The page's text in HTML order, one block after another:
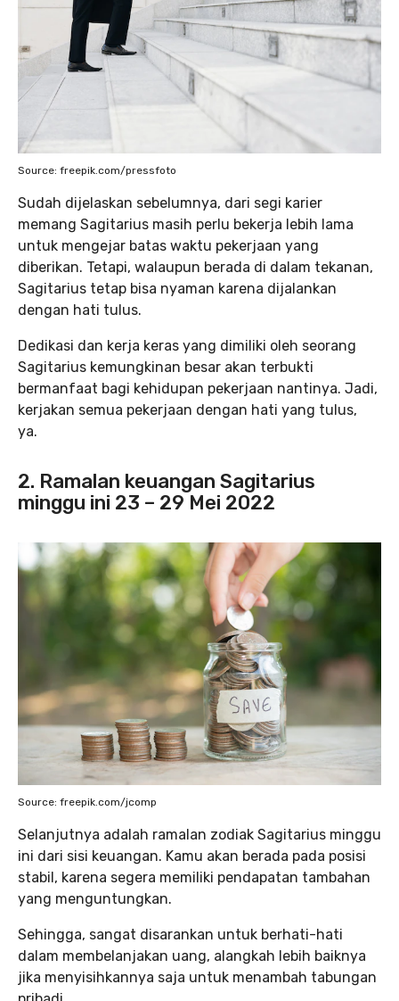
Source: freepik.com/pressfoto
Sudah dijelaskan sebelumnya, dari segi karier
memang Sagitarius masih perlu bekerja lebih lama
untuk mengejar batas waktu pekerjaan yang
diberikan. Tetapi, walaupun berada di dalam tekanan,
Sagitarius tetap bisa nyaman karena dijalankan
dengan hati tulus.
Dedikasi dan kerja keras yang dimiliki oleh seorang
Sagitarius kemungkinan besar akan terbukti
bermanfaat bagi kehidupan pekerjaan nantinya. Jadi,
kerjakan semua pekerjaan dengan hati yang tulus,
ya.
2. Ramalan keuangan Sagitarius
minggu ini 23 – 29 Mei 2022
Source: freepik.com/jcomp
Selanjutnya adalah ramalan zodiak Sagitarius minggu
ini dari sisi keuangan. Kamu akan berada pada posisi
stabil, karena segera memiliki pendapatan tambahan
yang menguntungkan.
Sehingga, sangat disarankan untuk berhati-hati
dalam membelanjakan uang, alangkah lebih baiknya
jika menyisihkannya saja untuk menambah tabungan